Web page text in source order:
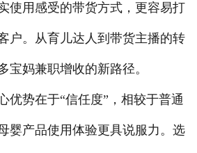
使用感受的带货方式，更容易打
户。从育儿达人到带货主播的转
宝妈兼职增收的新路径。
优势在于“信任度”，相较于普通
婴产品使用体验更具说服力。选